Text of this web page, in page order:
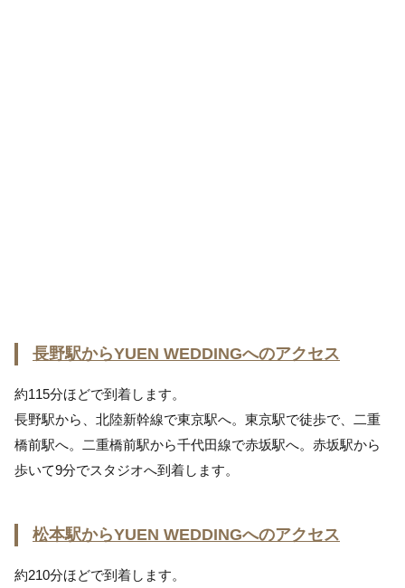
長野駅からYUEN WEDDINGへのアクセス
約115分ほどで到着します。
長野駅から、北陸新幹線で東京駅へ。東京駅で徒歩で、二重
橋前駅へ。二重橋前駅から千代田線で赤坂駅へ。赤坂駅から
歩いて9分でスタジオへ到着します。
松本駅からYUEN WEDDINGへのアクセス
約210分ほどで到着します。